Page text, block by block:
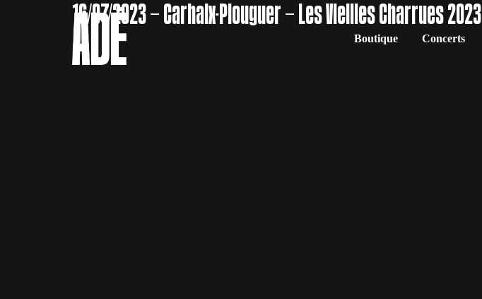
Boutique Concerts
16/07/2023 – Carhaix-Plouguer – Les Vieilles Charrues 2023